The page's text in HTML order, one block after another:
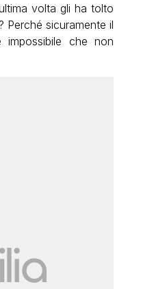
volta gli ha tolto
Perché sicuramente il
impossibile che non